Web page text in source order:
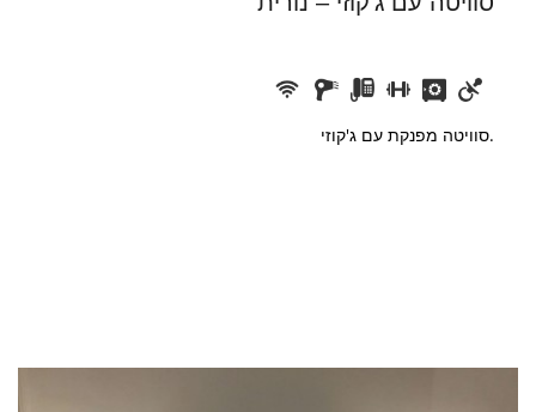
סוויטה מפנקת עם ג'קוזי.